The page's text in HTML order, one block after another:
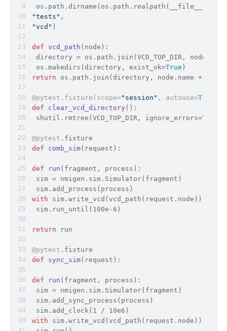
os . path .dirname( os . path .realpath(__file__)),
"tests" ,
"vcd" )
def vcd_path ( node ):
directory = os . path .join(VCD_TOP_DIR,
os.makedirs( directory , exist_ok=True )
return
os . path .join(directory, node.name +
@pytest.fixture( scope="session" , autouse=True
def
clear_vcd_directory () :
shutil.rmtree(VCD_TOP_DIR, ignore_errors=True
@pytest .fixture
def
comb_sim( request ):
def run ( fragment, process ):
sim = nmigen.sim.Simulator(fragment)
sim.add_process(process)
with sim.write_vcd(vcd_path(request.node)):
sim.run_until(100e-6)
return run
@pytest .fixture
def
sync_sim( request ):
def run ( fragment, process ):
sim = nmigen.sim.Simulator(fragment)
sim.add_sync_process(process)
sim.add_clock(1 / 10e6)
with sim.write_vcd(vcd_path(request.node)):